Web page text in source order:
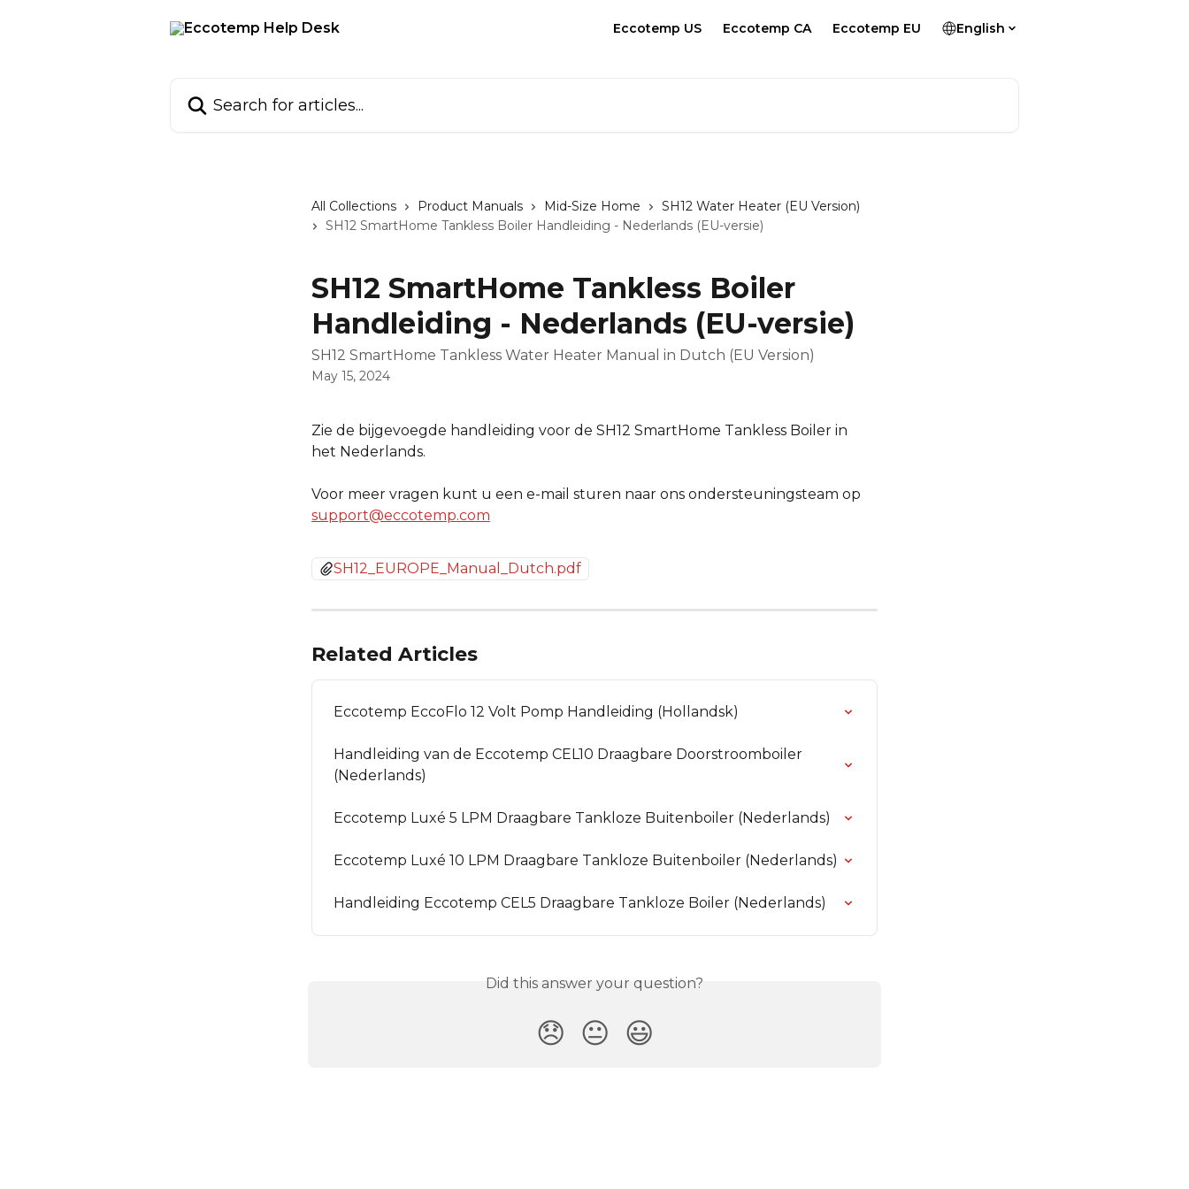
Eccotemp US Eccotemp CA Eccotemp EU English
All Collections Product Manuals Mid-Size Home
SH12 Water Heater (EU Version)
SH12 SmartHome Tankless Boiler Handleiding - Nederlands (EU-versie)
SH12 SmartHome Tankless Boiler
Handleiding - Nederlands (EU-versie)
SH12 SmartHome Tankless Water Heater Manual in Dutch (EU Version)
May 15, 2024
Zie de bijgevoegde handleiding voor de SH12 SmartHome Tankless Boiler in
het Nederlands.
Voor meer vragen kunt u een e-mail sturen naar ons ondersteuningsteam op
support@eccotemp.com
SH12_EUROPE_Manual_Dutch.pdf
Related Articles
Eccotemp EccoFlo 12 Volt Pomp Handleiding (Hollandsk)
Handleiding van de Eccotemp CEL10 Draagbare Doorstroomboiler
(Nederlands)
Eccotemp Luxé 5 LPM Draagbare Tankloze Buitenboiler (Nederlands)
Eccotemp Luxé 10 LPM Draagbare Tankloze Buitenboiler (Nederlands)
Handleiding Eccotemp CEL5 Draagbare Tankloze Boiler (Nederlands)
Did this answer your question?
😞 😐 😃